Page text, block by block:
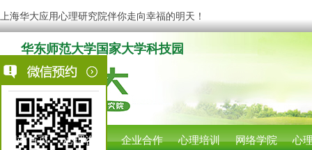
上海华大应用心理研究院伴你走向幸福的明天！
华东师范大学国家大学科技园
网站首页 心理咨询 企业合作 心理培训 网络学院 心